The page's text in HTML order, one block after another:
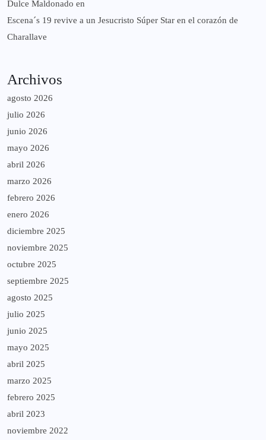
Dulce Maldonado en
Escena´s 19 revive a un Jesucristo Súper Star en el corazón de
Charallave
Archivos
agosto 2026
julio 2026
junio 2026
mayo 2026
abril 2026
marzo 2026
febrero 2026
enero 2026
diciembre 2025
noviembre 2025
octubre 2025
septiembre 2025
agosto 2025
julio 2025
junio 2025
mayo 2025
abril 2025
marzo 2025
febrero 2025
abril 2023
noviembre 2022